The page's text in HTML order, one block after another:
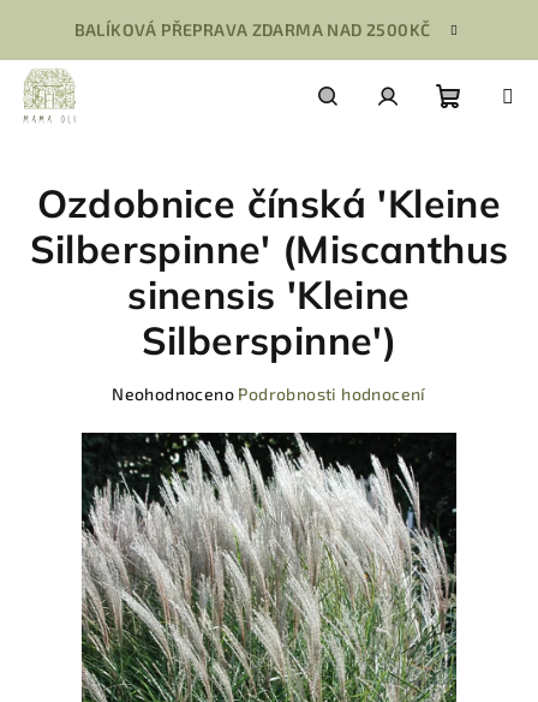
obsah
BALÍKOVÁ PŘEPRAVA ZDARMA NAD 2500KČ
košík
Ozdobnice čínská 'Kleine
Silberspinne' (Miscanthus
sinensis 'Kleine
Silberspinne')
Průměrné
produktu
je
0,0
z
5
hvězdiček.
Neohodnoceno Podrobnosti hodnocení